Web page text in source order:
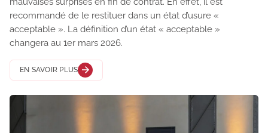
recommandé de le restituer dans un état d’usure «
acceptable ». La définition d’un état « acceptable »
changera au 1er mars 2026.
EN SAVOIR PLUS